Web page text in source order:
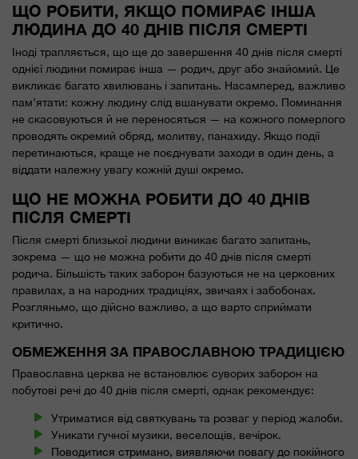
ЩО РОБИТИ, ЯКЩО ПОМИРАЄ ІНША
ЛЮДИНА ДО 40 ДНІВ ПІСЛЯ СМЕРТІ
Іноді трапляється, що ще до завершення 40 днів після смерті
однієї людини помирає інша — родич, друг або знайомий. Це
викликає багато хвилювань і запитань. Насамперед, важливо
пам’ятати: кожну людину слід вшанувати окремо. Поминання
не скасовуються й не переносяться — на кожного померлого
проводять окремий обряд, молитву, панахиду. Якщо події
перетинаються, краще не поєднувати заходи в один день, а
віддати належну увагу кожній душі окремо.
ЩО НЕ МОЖНА РОБИТИ ДО 40 ДНІВ
ПІСЛЯ СМЕРТІ
Після смерті близької людини виникає багато запитань,
зокрема — що не можна робити до 40 днів після смерті
родича. Більшість таких заборон базуються не на церковних
правилах, а на народних традиціях, звичаях і забобонах.
Розгляньмо, що дійсно важливо, а що варто сприймати
критично.
ОБМЕЖЕННЯ ЗА ПРАВОСЛАВНОЮ ТРАДИЦІЄЮ
Православна церква не встановлює суворих заборон на
побутові речі до 40 днів після смерті, однак рекомендує:
Утриматися від святкувань та розваг у період жалоби.
Уникати гучної музики, веселощів, вечірок.
Поводитися стримано, виявляючи повагу до покійного